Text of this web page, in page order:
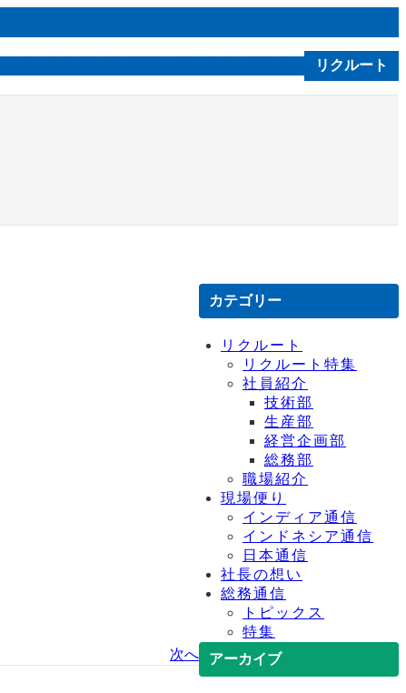
リクルート
次へ
カテゴリー
リクルート
リクルート特集
社員紹介
技術部
生産部
経営企画部
総務部
職場紹介
現場便り
インディア通信
インドネシア通信
日本通信
社長の想い
総務通信
トピックス
特集
アーカイブ